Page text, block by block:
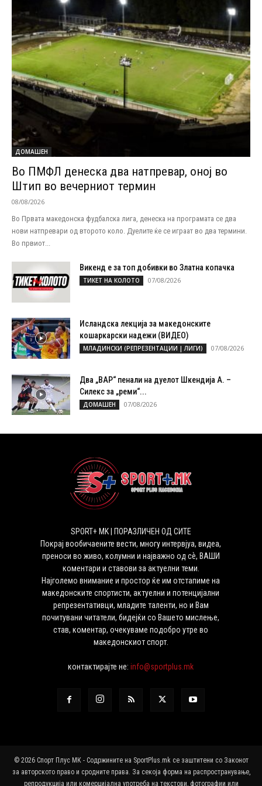
ДОМАШЕН
Во ПМФЛ денеска два натпревар, оној во
Штип во вечерниот термин
08/08/2026
Во Првата македонска фудбалска лига, денеска на програмата се два
нови натпревари од второто коло. Дуелите ќе се играат во два термини.
Во првиот...
Викенд е за топ добивки во Златна копачка
ТИКЕТ НА КОЛОТО 07/08/2026
Исландска лекција за македонските
кошаркарски надежи (ВИДЕО)
МЛАДИНСКИ (РЕПРЕЗЕНТАЦИИ | ЛИГИ) 07/08/2026
Два „ВАР“ пенали на дуелот Шкендија А. –
Силекс за „реми“...
ДОМАШЕН 07/08/2026
SPORT+ MK | ПОРАЗЛИЧЕН ОД СИТЕ
Покрај вообичаените вести, многу интервјуа, видеа,
преноси во живо, колумни и најважно од сѐ, ВАШИ
коментари и ставови за актуелни теми.
Најголемо внимание и простор ќе им отстапиме на
македонските спортисти, актуелни и потенцијални
репрезентативци, младите таленти, но и Вам
почитувани читатели, бидејќи со Вашето мислење,
став, коментар, очекуваме подобро утре во
македонскиот спорт.
контактирајте не:info@sportplus.mk
© 2026 Спорт Плус МК - Содржините на SportPlus.mk се заштитени со Законот
за авторското право и сродните права. За секоја форма на распространување,
репродукција или комерцијална употреба на текстови, фотографии или